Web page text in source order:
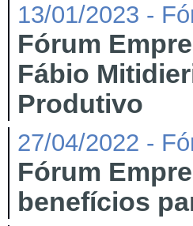
13/01/2023 -
Fórum
Fábio
Produtivo
27/04/2022 -
Fórum
benefícios